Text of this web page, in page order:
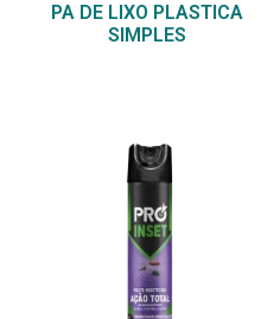
PA DE LIXO PLASTICA
SIMPLES